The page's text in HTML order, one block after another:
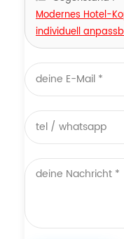
Modernes Hotel-
individuell